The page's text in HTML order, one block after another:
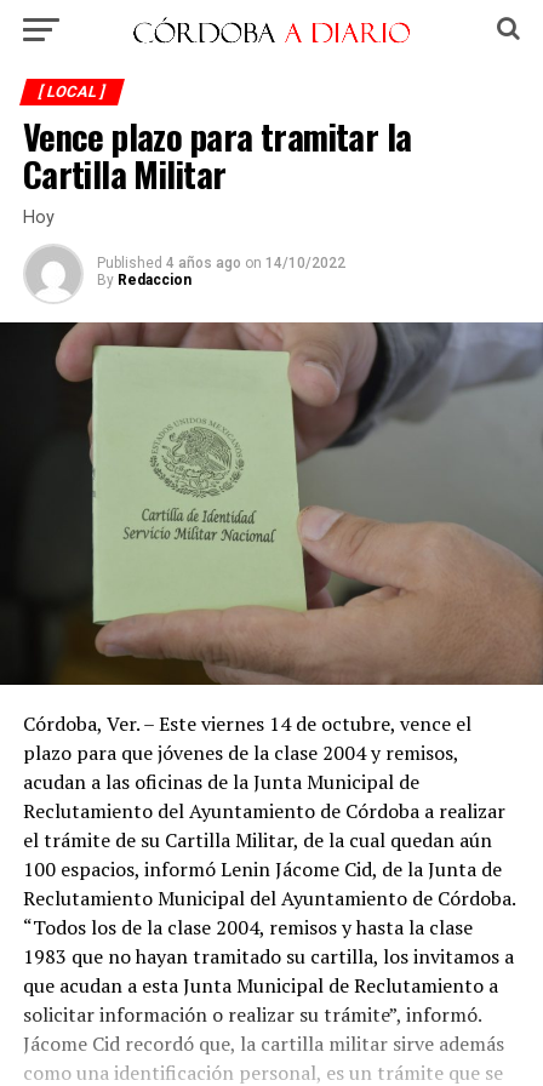
[ LOCAL ]
Vence plazo para tramitar la
Cartilla Militar
Hoy
Published 4 años ago on 14/10/2022
By Redaccion
Córdoba, Ver. – Este viernes 14 de octubre, vence el
plazo para que jóvenes de la clase 2004 y remisos,
acudan a las oficinas de la Junta Municipal de
Reclutamiento del Ayuntamiento de Córdoba a realizar
el trámite de su Cartilla Militar, de la cual quedan aún
100 espacios, informó Lenin Jácome Cid, de la Junta de
Reclutamiento Municipal del Ayuntamiento de Córdoba.
“Todos los de la clase 2004, remisos y hasta la clase
1983 que no hayan tramitado su cartilla, los invitamos a
que acudan a esta Junta Municipal de Reclutamiento a
solicitar información o realizar su trámite”, informó.
Jácome Cid recordó que, la cartilla militar sirve además
como una identificación personal, es un trámite que se